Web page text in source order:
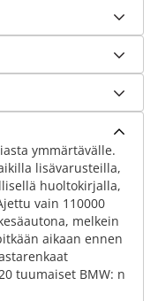
ymmärtävälle.
lisävarusteilla,
huoltokirjalla,
vain 110000
melkein
aikaan ennen
tuumaiset BMW: n